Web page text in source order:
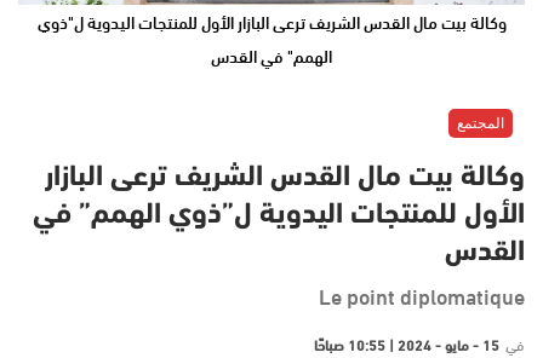
وكالة بيت مال القدس الشريف ترعى البازار الأول للمنتجات اليدوية ل"ذوي
الهمم" في القدس
المجتمع
وكالة بيت مال القدس الشريف ترعى البازار
الأول للمنتجات اليدوية ل”ذوي الهمم” في
القدس
Le point diplomatique
في 15 - مايو - 2024 | 10:55 صباحًا